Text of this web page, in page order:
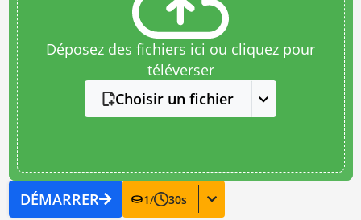
Déposez des fichiers ici ou cliquez pour
téléverser
Choisir un fichier
DÉMARRER 1/ 30s